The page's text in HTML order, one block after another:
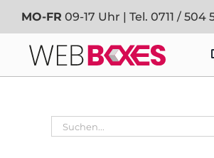
Inhalt
springen
MO-FR 09-17 Uhr | Tel. 0711 / 504